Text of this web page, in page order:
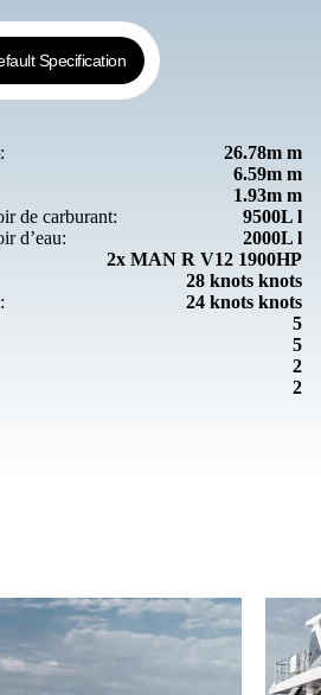
Specification
26.78m m
6.59m m
1.93m m
de carburant:
9500L l
d’eau:
2000L l
2x MAN R V12 1900HP
28 knots knots
24 knots knots
5
5
2
2